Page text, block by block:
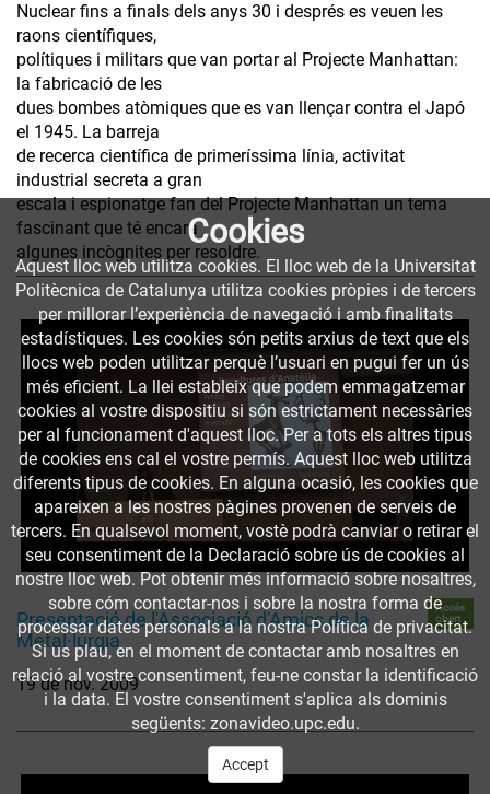
Nuclear fins a finals dels anys 30 i després es veuen les
raons científiques,
polítiques i militars que van portar al Projecte Manhattan:
la fabricació de les
dues bombes atòmiques que es van llençar contra el Japó
el 1945. La barreja
de recerca científica de primeríssima línia, activitat
industrial secreta a gran
escala i espionatge fan del Projecte Manhattan un tema
fascinant que té encara
algunes incògnites per resoldre.
Presentació de l'Associació d'Amics de la
Metal·lúrgia
Accés
obert
19 de nov. 2009
Cookies
Aquest lloc web utilitza cookies. El lloc web de la Universitat
Politècnica de Catalunya utilitza cookies pròpies i de tercers
per millorar l’experiència de navegació i amb finalitats
estadístiques. Les cookies són petits arxius de text que els
llocs web poden utilitzar perquè l’usuari en pugui fer un ús
més eficient. La llei estableix que podem emmagatzemar
cookies al vostre dispositiu si són estrictament necessàries
per al funcionament d'aquest lloc. Per a tots els altres tipus
de cookies ens cal el vostre permís. Aquest lloc web utilitza
diferents tipus de cookies. En alguna ocasió, les cookies que
apareixen a les nostres pàgines provenen de serveis de
tercers. En qualsevol moment, vostè podrà canviar o retirar el
seu consentiment de la Declaració sobre ús de cookies al
nostre lloc web. Pot obtenir més informació sobre nosaltres,
sobre cóm contactar-nos i sobre la nostra forma de
processar dates personals a la nostra Política de privacitat.
Si us plau, en el moment de contactar amb nosaltres en
relació al vostre consentiment, feu-ne constar la identificació
i la data. El vostre consentiment s'aplica als dominis
següents: zonavideo.upc.edu.
Accept